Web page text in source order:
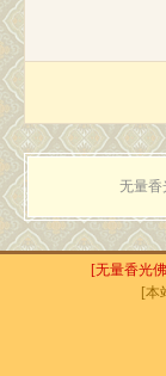
无量香
[无量香光
[本